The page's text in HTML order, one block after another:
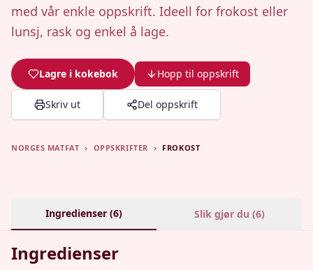
med vår enkle oppskrift. Ideell for frokost eller
lunsj, rask og enkel å lage.
Lagre i kokebok Hopp til oppskrift
Skriv ut Del oppskrift
NORGES MATFAT › OPPSKRIFTER › FROKOST
Ingredienser (6) Slik gjør du (6)
Ingredienser